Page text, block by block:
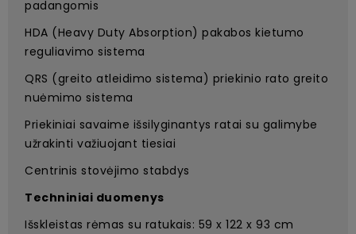
padangomis
HDA (Heavy Duty Absorption) pakabos kietumo
reguliavimo sistema
QRS (greito atleidimo sistema) priekinio rato greito
nuėmimo sistema
Priekiniai savaime išsilyginantys ratai su galimybe
užrakinti važiuojant tiesiai
Centrinis stovėjimo stabdys
Techniniai duomenys
Išskleistas rėmas su ratukais: 59 x 122 x 93 cm